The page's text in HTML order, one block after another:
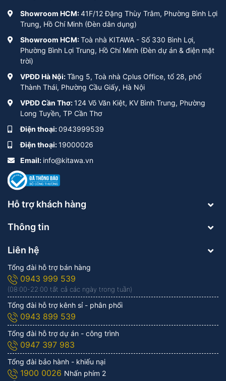
Showroom HCM:41F/12 Đặng Thùy Trâm, Phường Bình Lợi
Trung, Hồ Chí Minh (Đèn dân dụng)
Showroom HCM:Toà nhà KITAWA - Số 330 Bình Lợi,
Phường Bình Lợi Trung, Hồ Chí Minh (Đèn dự án & điện mặt
trời)
VPĐD Hà Nội:Tầng 5, Toà nhà Cplus Office, tổ 28, phố
Thành Thái, Phường Cầu Giấy, Hà Nội
VPĐD Cần Thơ:124 Võ Văn Kiệt, KV Bình Trung, Phường
Long Tuyền, TP Cần Thơ
Điện thoại:0943999539
Điện thoại:19000026
Email: info@kitawa.vn
Hỗ trợ khách hàng
Thông tin
Liên hệ
Tổng đài hỗ trợ bán hàng
0943 999 539
(08:00-22:00 tất cả các ngày trong tuần)
Tổng đài hỗ trợ kênh sỉ - phân phối
0943 899 539
Tổng đài hỗ trợ dự án - công trình
0947 397 983
Tổng đài bảo hành - khiếu nại
1900 0026 Nhấn phím 2